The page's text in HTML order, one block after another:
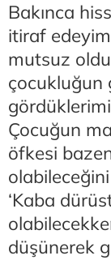
Bakınca
itiraf
mutsuz
çocukluğun
Çocuğun
öfkesi
‘Kaba
düşünerek